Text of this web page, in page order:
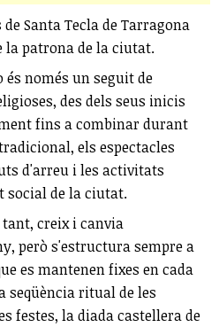
Santa Tecla de Tarragona
la patrona de la ciutat.
és només un seguit de
des dels seus inicis
fins a combinar durant
els espectacles
d'arreu i les activitats
social de la ciutat.
creix i canvia
però s'estructura sempre a
es mantenen fixes en cada
seqüència ritual de les
festes, la diada castellera de